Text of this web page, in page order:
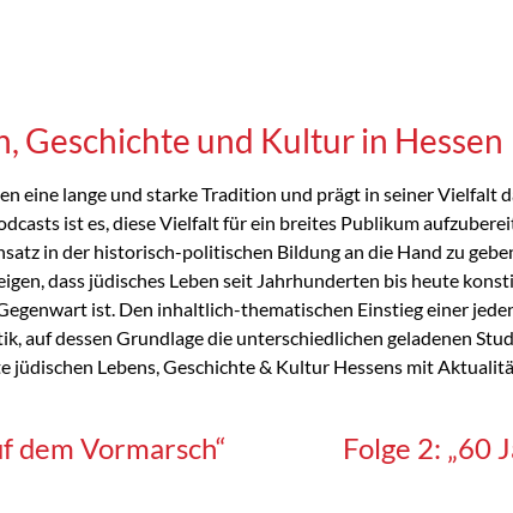
Geschichte und Kultur in Hessen
eine lange und starke Tradition und prägt in seiner Vielfalt
ist es, diese Vielfalt für ein breites Publikum
in der historisch-politischen Bildung an die Hand zu
dass jüdisches Leben seit Jahrhunderten bis heute
ist. Den inhaltlich-thematischen Einstieg einer
auf dessen Grundlage die unterschiedlichen geladenen
jüdischen Lebens, Geschichte & Kultur Hessens mit
dem Vormarsch“ Folge 2: „60